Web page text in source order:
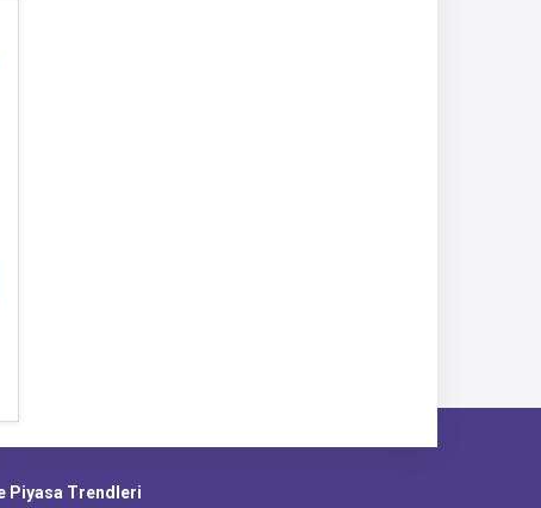
Piyasa Trendleri